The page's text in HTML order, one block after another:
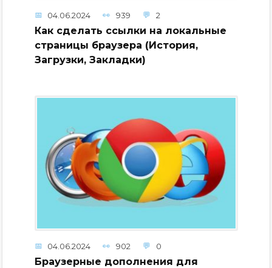
04.06.2024 939 2
Как сделать ссылки на локальные
страницы браузера (История,
Загрузки, Закладки)
04.06.2024 902 0
Браузерные дополнения для